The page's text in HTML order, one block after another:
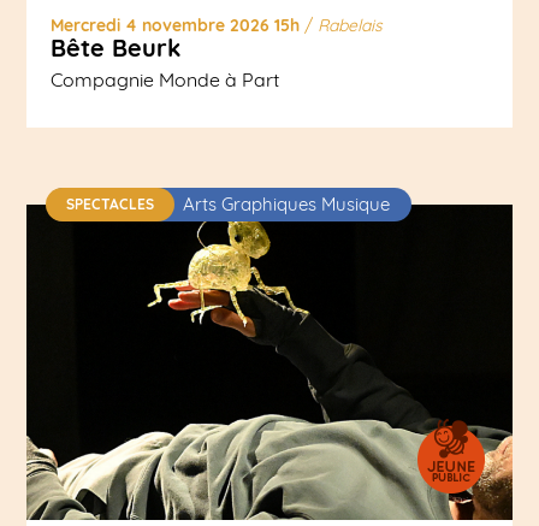
Mercredi 4 novembre 2026 15h/ Rabelais
Bête Beurk
Compagnie Monde à Part
SPECTACLES Arts Graphiques Musique